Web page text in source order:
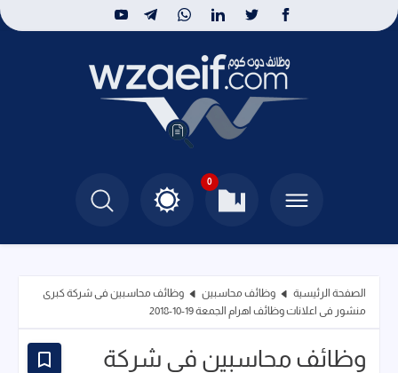
0
الصفحة الرئيسية وظائف محاسبين
وظائف محاسبين فى شركة كبرى
منشور فى اعلانات وظائف اهرام الجمعة 19-10-2018
وظائف محاسبين فى شركة